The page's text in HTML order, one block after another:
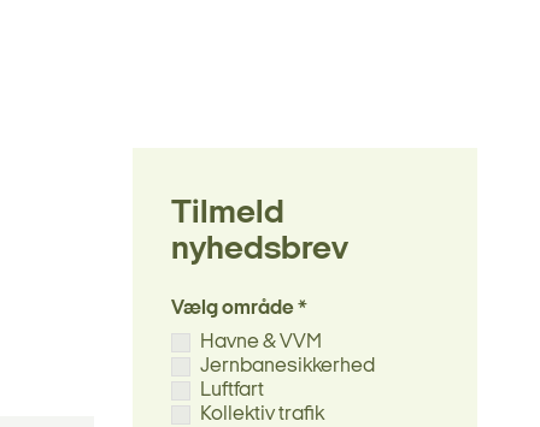
Tilmeld
nyhedsbrev
Vælg område *
Havne & VVM
Jernbanesikkerhed
Luftfart
Kollektiv trafik